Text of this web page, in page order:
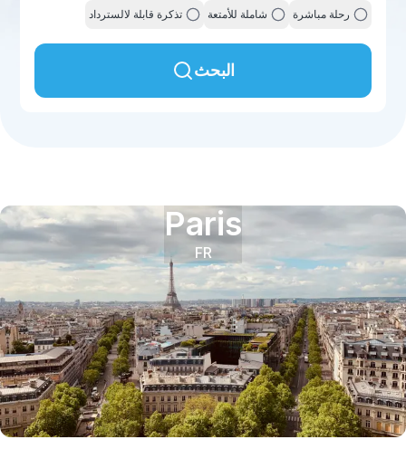
رحلة مباشرة شاملة للأمتعة تذكرة قابلة لالسترداد
البحث
Paris
FR